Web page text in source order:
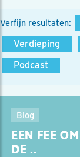
Verfijn resultaten:
Verdieping
Podcast
Blog
EEN FEE
DE ..